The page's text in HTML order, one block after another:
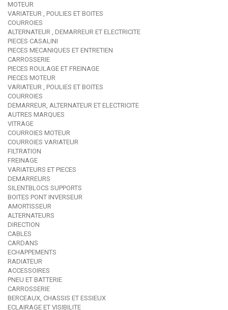
MOTEUR
VARIATEUR , POULIES ET BOITES
COURROIES
ALTERNATEUR , DEMARREUR ET ELECTRICITE
PIECES CASALINI
PIECES MECANIQUES ET ENTRETIEN
CARROSSERIE
PIECES ROULAGE ET FREINAGE
PIECES MOTEUR
VARIATEUR , POULIES ET BOITES
COURROIES
DEMARREUR, ALTERNATEUR ET ELECTRICITE
AUTRES MARQUES
VITRAGE
COURROIES MOTEUR
COURROIES VARIATEUR
FILTRATION
FREINAGE
VARIATEURS ET PIECES
DEMARREURS
SILENTBLOCS SUPPORTS
BOITES PONT INVERSEUR
AMORTISSEUR
ALTERNATEURS
DIRECTION
CABLES
CARDANS
ECHAPPEMENTS
RADIATEUR
ACCESSOIRES
PNEU ET BATTERIE
CARROSSERIE
BERCEAUX, CHASSIS ET ESSIEUX
ECLAIRAGE ET VISIBILITE